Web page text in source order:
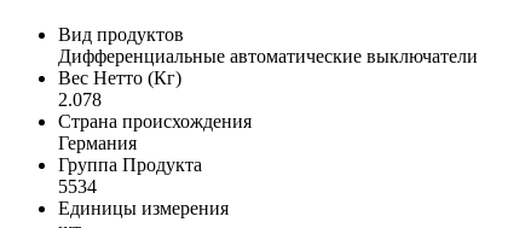
Вид продуктов
Дифференциальные автоматические выключатели
Вес Нетто (Кг)
2.078
Страна происхождения
Германия
Группа Продукта
5534
Единицы измерения